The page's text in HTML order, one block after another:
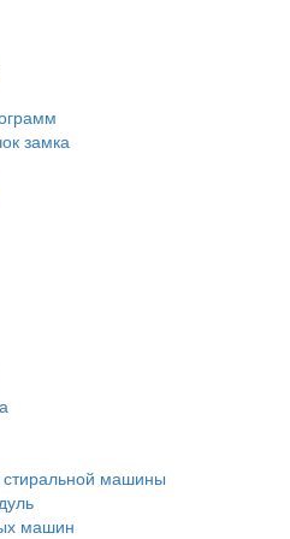
замка
стиральной машины
машин